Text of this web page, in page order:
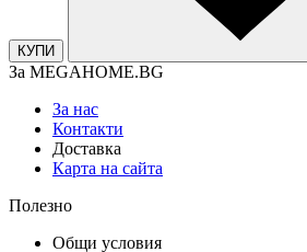
КУПИ
За MEGAHOME.BG
За нас
Контакти
Доставка
Карта на сайта
Полезно
Общи условия